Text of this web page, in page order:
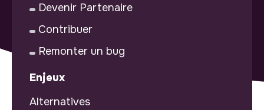
Devenir Partenaire
Contribuer
Remonter un bug
Enjeux
Alternatives